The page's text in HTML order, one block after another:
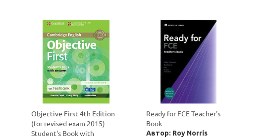
Objective First 4th Edition
(for revised exam 2015)
Student's Book with
Ready for FCE Teacher's
Book
Автор: Roy Norris